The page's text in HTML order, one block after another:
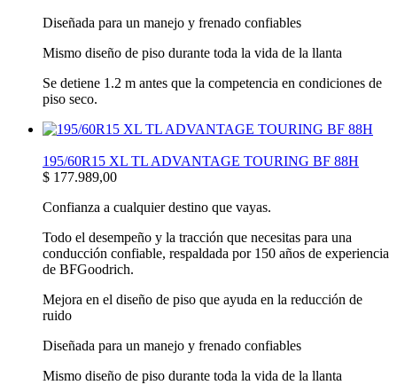
Diseñada para un manejo y frenado confiables
Mismo diseño de piso durante toda la vida de la llanta
Se detiene 1.2 m antes que la competencia en condiciones de
piso seco.
195/60R15 XL TL ADVANTAGE TOURING BF 88H
$ 177.989,00
Confianza a cualquier destino que vayas.
Todo el desempeño y la tracción que necesitas para una
conducción confiable, respaldada por 150 años de experiencia
de BFGoodrich.
Mejora en el diseño de piso que ayuda en la reducción de
ruido
Diseñada para un manejo y frenado confiables
Mismo diseño de piso durante toda la vida de la llanta